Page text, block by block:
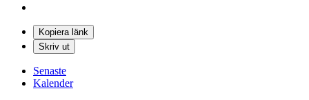
Kopiera länk
Skriv ut
Senaste
Kalender